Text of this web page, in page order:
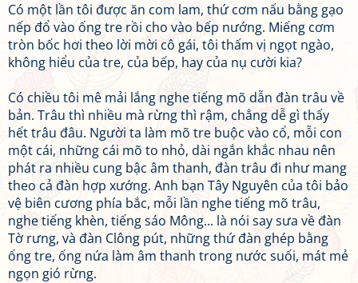
Có một lần tôi được ăn com lam, thứ cơm nấu bằng gạo
nếp đổ vào ống tre rồi cho vào bếp nướng. Miếng cơm
tròn bốc hơi theo lời mời cô gái, tôi thấm vị ngọt ngào,
không hiểu của tre, của bếp, hay của nụ cười kia?
Có chiều tôi mê mải lắng nghe tiếng mõ dẫn đàn trâu về
bản. Trâu thì nhiều mà rừng thì rậm, chẳng dễ gì thấy
hết trâu đâu. Người ta làm mõ tre buộc vào cổ, mỗi con
một cái, những cái mõ to nhỏ, dài ngắn khắc nhau nên
phát ra nhiều cung bậc âm thanh, đàn trâu đi như mang
theo cả đàn hợp xướng. Anh bạn Tây Nguyên của tôi bảo
vệ biên cương phía bắc, mỗi lần nghe tiếng mõ trâu,
nghe tiếng khèn, tiếng sáo Mông... là nói say sưa về đàn
Tờ rưng, và đàn Clông pút, những thứ đàn ghép bằng
ống tre, ống nứa làm âm thanh trong nước suối, mát mẻ
ngọn gió rừng.